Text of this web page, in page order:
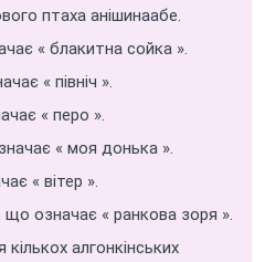
птаха анішинаабе.
« блакитна сойка ».
« північ ».
« перо ».
« моя донька ».
« вітер ».
що означає « ранкова зоря ».
кількох алгонкінських